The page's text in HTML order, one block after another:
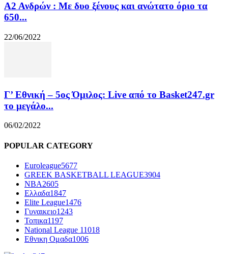
Α2 Ανδρών : Με δυο ξένους και ανώτατο όριο τα
650...
22/06/2022
Γ’ Εθνική – 5ος Όμιλος: Live από το Basket247.gr
το μεγάλο...
06/02/2022
POPULAR CATEGORY
Euroleague5677
GREEK BASKETBALL LEAGUE3904
NBA2605
Ελλαδα1847
Elite League1476
Γυναικειο1243
Τοπικα1197
National League 11018
Εθνικη Ομαδα1006